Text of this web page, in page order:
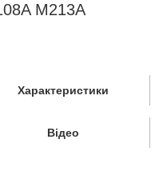
M213A
Характеристики
Відео